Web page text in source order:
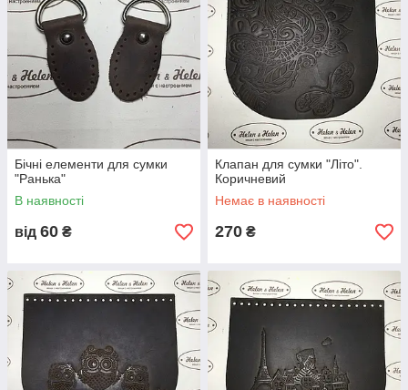
Бічні елементи для сумки
"Ранька"
В наявності
від 60 ₴
Клапан для сумки "Літо".
Коричневий
Немає в наявності
270 ₴